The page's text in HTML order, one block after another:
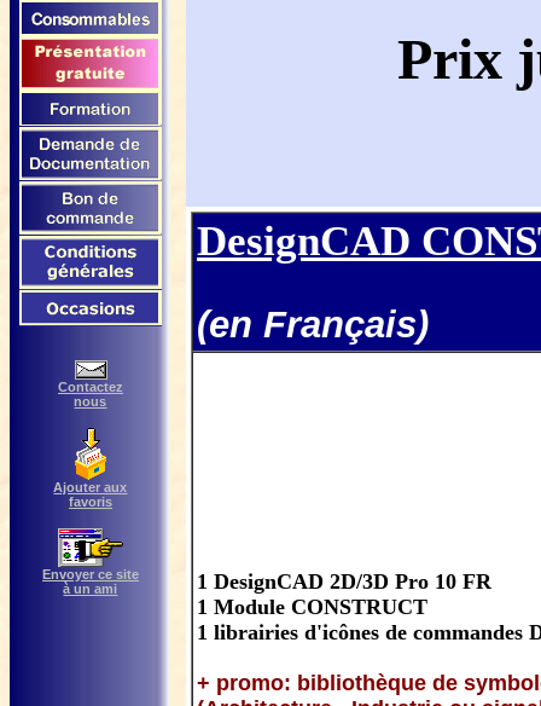
Contactez
nous
Ajouter aux
favoris
Envoyer ce site
à un ami
Prix
DesignCAD
(en Français)
1 DesignCAD 2D/3D Pro 10 FR
1 Module CONSTRUCT
1 librairies d'icônes de commandes
+ promo: bibliothèque de